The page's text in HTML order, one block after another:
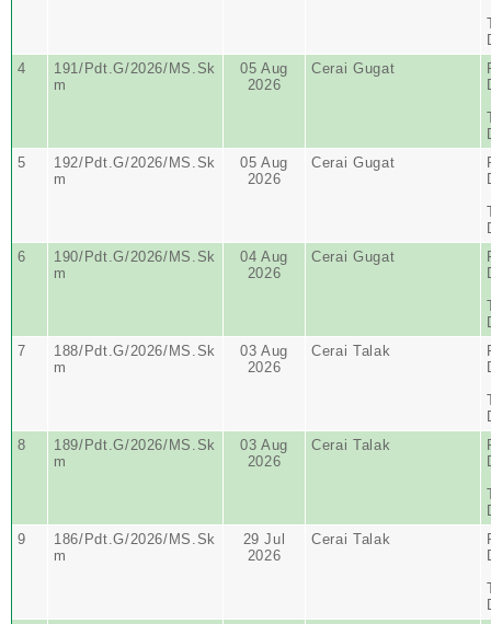
4
191/Pdt.G/2026/MS.Sk
m
05 Aug
2026
Cerai Gugat
5
192/Pdt.G/2026/MS.Sk
m
05 Aug
2026
Cerai Gugat
6
190/Pdt.G/2026/MS.Sk
m
04 Aug
2026
Cerai Gugat
7
188/Pdt.G/2026/MS.Sk
m
03 Aug
2026
Cerai Talak
8
189/Pdt.G/2026/MS.Sk
m
03 Aug
2026
Cerai Talak
9
186/Pdt.G/2026/MS.Sk
m
29 Jul
2026
Cerai Talak